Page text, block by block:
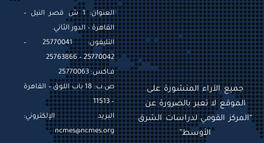
العنوان: 1 ش قصر النيل –
القاهرة – الدور الثاني.
التليفون: 25770041 –
25770042 – 25763866
فـاكس: 25770063
ص.ب: 18 باب اللوق – القاهرة
– 11513
البريد الإلكتروني:
ncmes@ncmes.org
جميع الآراء المنشورة على
الموقع لا تعبر بالضرورة عن
“المركز القومي لدراسات الشرق
الأوسط”